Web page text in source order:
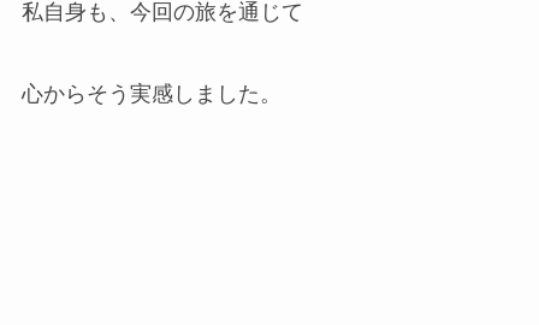
私自身も、今回の旅を通じて
心からそう実感しました。